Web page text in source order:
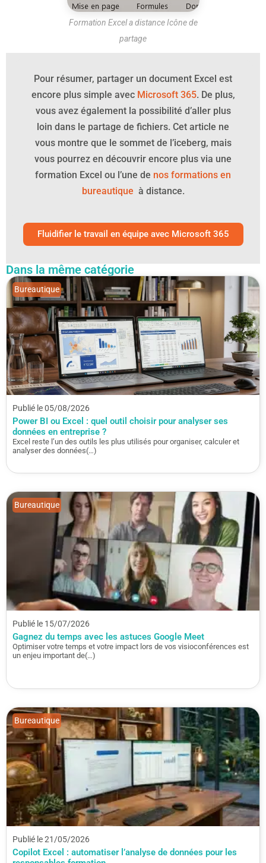
Formation Excel a distance Icône de
partage
Pour résumer, partager un document Excel est
encore plus simple avec Microsoft 365. De plus,
vous avez également la possibilité d’aller plus
loin dans le partage de fichiers. Cet article ne
vous montre que le sommet de l’iceberg, mais
vous pourrez en découvrir encore plus via une
formation Excel ou l’une de nos formations en
bureautique à distance.
Fluidifier le travail en équipe avec Microsoft 365
Dans la même catégorie
Publié le 05/08/2026
Power BI ou Excel : quel outil choisir pour analyser ses
données en entreprise ?
Excel reste l’un des outils les plus utilisés pour organiser, calculer et
analyser des données(…)
Bureautique
Publié le 15/07/2026
Gagnez du temps avec les astuces Google Meet
Optimiser votre temps et votre impact lors de vos visioconférences est
un enjeu important de(…)
Bureautique
Publié le 21/05/2026
Copilot Excel : automatiser l’analyse de données pour les
Bureautique